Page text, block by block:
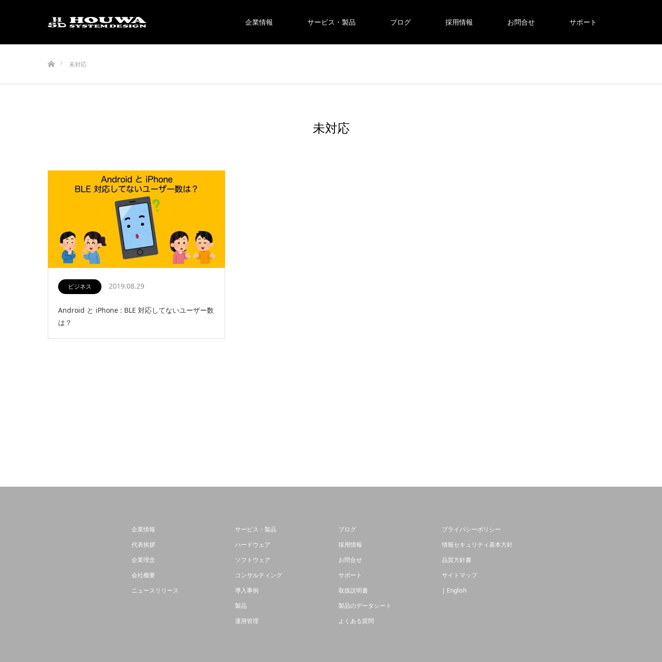
企業情報 サービス・製品 ブログ 採用情報 お問合せ サポート
未対応
未対応
ビジネス 2019.08.29
Android と iPhone : BLE 対応してないユーザー数
は？
企業情報
代表挨拶
企業理念
会社概要
ニュースリリース
サービス・製品
ハードウェア
ソフトウェア
コンサルティング
導入事例
製品
運用管理
ブログ
採用情報
お問合せ
サポート
取扱説明書
製品のデータシート
よくある質問
プライバシーポリシー
情報セキュリティ基本方針
品質方針書
サイトマップ
| English